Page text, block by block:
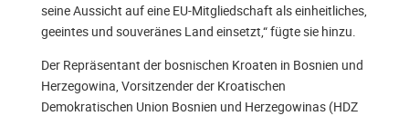
seine Aussicht auf eine EU-Mitgliedschaft als einheitliches,
geeintes und souveränes Land einsetzt,“ fügte sie hinzu.
Der Repräsentant der bosnischen Kroaten in Bosnien und
Herzegowina, Vorsitzender der Kroatischen
Demokratischen Union Bosnien und Herzegowinas (HDZ